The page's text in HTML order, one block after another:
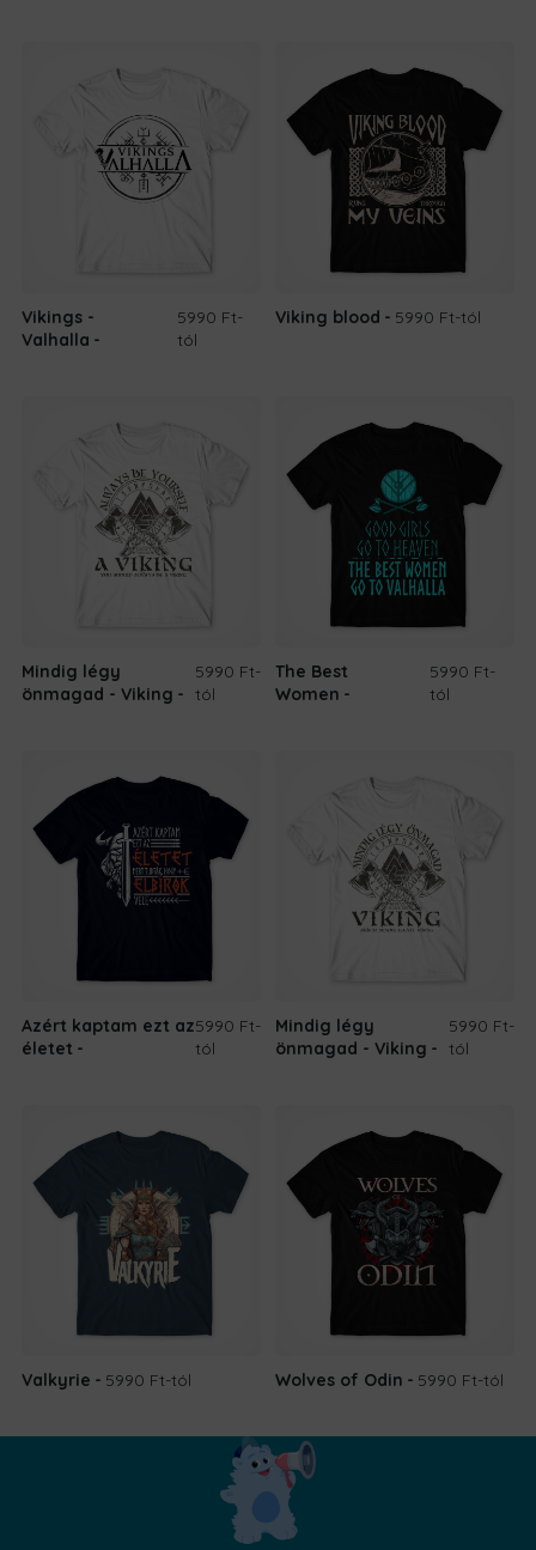
Vikings -
Valhalla
5990 Ft-
tól
Viking blood 5990 Ft-tól
Mindig légy
önmagad - Viking
5990 Ft-
tól
The Best
Women
5990 Ft-
tól
Azért kaptam ezt az
életet
5990 Ft-
tól
Mindig légy
önmagad - Viking
5990 Ft-
tól
Valkyrie 5990 Ft-tól Wolves of Odin 5990 Ft-tól